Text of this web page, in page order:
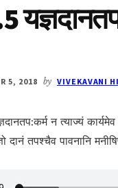
5, 2018 by VIVEKAVANI
न त्याज्यं
दानं तपश्चैव पावनानि